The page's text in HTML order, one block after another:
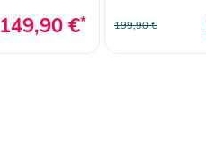
149,90 €* 199,90 €